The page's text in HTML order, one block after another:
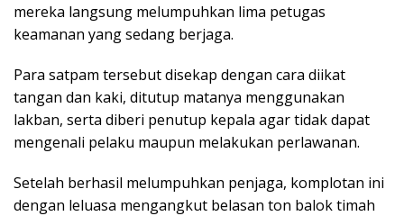
mereka langsung melumpuhkan lima petugas
keamanan yang sedang berjaga.
Para satpam tersebut disekap dengan cara diikat
tangan dan kaki, ditutup matanya menggunakan
lakban, serta diberi penutup kepala agar tidak dapat
mengenali pelaku maupun melakukan perlawanan.
Setelah berhasil melumpuhkan penjaga, komplotan ini
dengan leluasa mengangkut belasan ton balok timah